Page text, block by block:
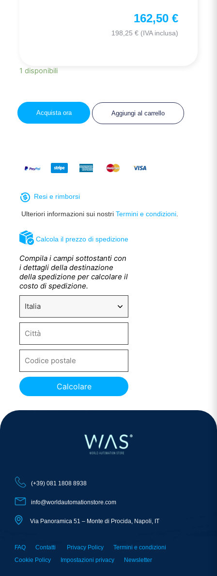
162,50 €
198,25 € (IVA inclusa)
1 disponibili
Aggiungi al carrello
Acquista ora
Calcola il prezzo di spedizione
Compila i campi sottostanti con
i dettagli della destinazione
della spedizione per calcolare il
costo di spedizione.
Calcolare
Resi e rimborsi
Ulteriori informazioni sui nostri Termini e condizioni
(+39) 081 1808 8938
info@worldautomationstore.com
Via Panoramica 51 – Monte di Procida, Napoli, IT
FAQ Contatti Privacy Policy
Termini e condizioni
Cookie Policy
Impostazioni privacy Newsletter